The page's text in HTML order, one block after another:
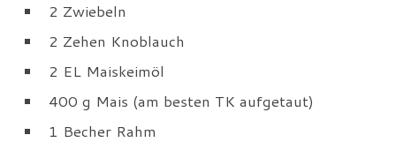
2 Zwiebeln
2 Zehen Knoblauch
2 EL Maiskeimöl
400 g Mais (am besten TK aufgetaut)
1 Becher Rahm